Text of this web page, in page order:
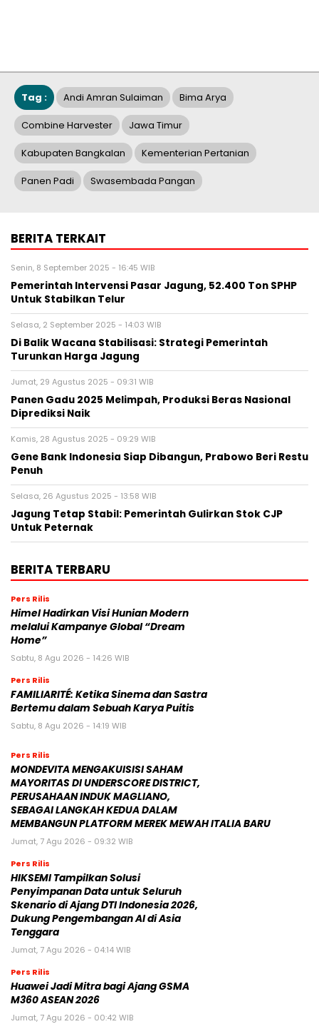
Tag : Andi Amran Sulaiman Bima Arya
Combine Harvester Jawa Timur
Kabupaten Bangkalan Kementerian Pertanian
Panen Padi Swasembada Pangan
BERITA TERKAIT
Senin, 8 September 2025 - 16:45 WIB
Pemerintah Intervensi Pasar Jagung, 52.400 Ton SPHP
Untuk Stabilkan Telur
Selasa, 2 September 2025 - 14:03 WIB
Di Balik Wacana Stabilisasi: Strategi Pemerintah
Turunkan Harga Jagung
Jumat, 29 Agustus 2025 - 09:31 WIB
Panen Gadu 2025 Melimpah, Produksi Beras Nasional
Diprediksi Naik
Kamis, 28 Agustus 2025 - 09:29 WIB
Gene Bank Indonesia Siap Dibangun, Prabowo Beri Restu
Penuh
Selasa, 26 Agustus 2025 - 13:58 WIB
Jagung Tetap Stabil: Pemerintah Gulirkan Stok CJP
Untuk Peternak
BERITA TERBARU
Pers Rilis
Himel Hadirkan Visi Hunian Modern
melalui Kampanye Global “Dream
Home”
Sabtu, 8 Agu 2026 - 14:26 WIB
Pers Rilis
FAMILIARITÉ: Ketika Sinema dan Sastra
Bertemu dalam Sebuah Karya Puitis
Sabtu, 8 Agu 2026 - 14:19 WIB
Pers Rilis
MONDEVITA MENGAKUISISI SAHAM
MAYORITAS DI UNDERSCORE DISTRICT,
PERUSAHAAN INDUK MAGLIANO,
SEBAGAI LANGKAH KEDUA DALAM
MEMBANGUN PLATFORM MEREK MEWAH ITALIA BARU
Jumat, 7 Agu 2026 - 09:32 WIB
Pers Rilis
HIKSEMI Tampilkan Solusi
Penyimpanan Data untuk Seluruh
Skenario di Ajang DTI Indonesia 2026,
Dukung Pengembangan AI di Asia
Tenggara
Jumat, 7 Agu 2026 - 04:14 WIB
Pers Rilis
Huawei Jadi Mitra bagi Ajang GSMA
M360 ASEAN 2026
Jumat, 7 Agu 2026 - 00:42 WIB